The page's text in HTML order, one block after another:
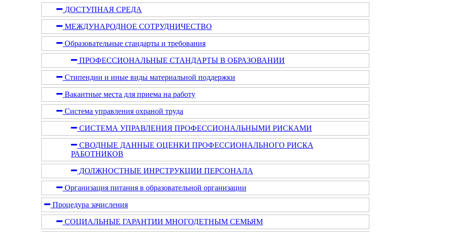
ДОСТУПНАЯ СРЕДА
МЕЖДУНАРОДНОЕ СОТРУДНИЧЕСТВО
Образовательные стандарты и требования
ПРОФЕССИОНАЛЬНЫЕ СТАНДАРТЫ В ОБРАЗОВАНИИ
Стипендии и иные виды материальной поддержки
Вакантные места для приема на работу
Система управления охраной труда
СИСТЕМА УПРАВЛЕНИЯ ПРОФЕССИОНАЛЬНЫМИ РИСКАМИ
СВОДНЫЕ ДАННЫЕ ОЦЕНКИ ПРОФЕССИОНАЛЬНОГО РИСКА
РАБОТНИКОВ
ДОЛЖНОСТНЫЕ ИНРСТРУКЦИИ ПЕРСОНАЛА
Организация питания в образовательной организации
Процедура зачисления
СОЦИАЛЬНЫЕ ГАРАНТИИ МНОГОДЕТНЫМ СЕМЬЯМ